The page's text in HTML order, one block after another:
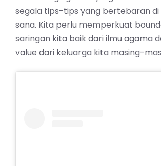
segala tips-tips yang bertebaran di
sana. Kita perlu memperkuat
saringan kita baik dari ilmu agama
value dari keluarga kita masing-